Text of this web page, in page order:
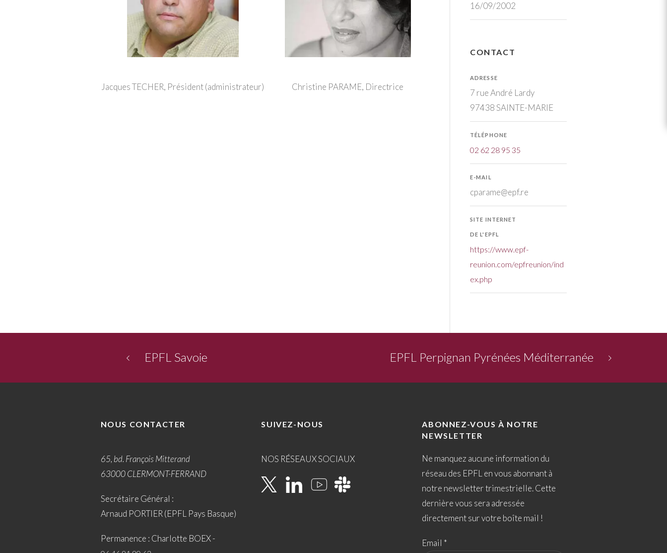
Jacques TECHER, Président (administrateur) Christine PARAME, Directrice
16/09/2002
CONTACT
ADRESSE
7 rue André Lardy
97438 SAINTE-MARIE
TÉLÉPHONE
02 62 28 95 35
E-MAIL
cparame@epf.re
SITE INTERNET
DE L'EPFL
https://www.epf-
reunion.com/epfreunion/ind
ex.php
EPFL Savoie EPFL Perpignan Pyrénées Méditerranée
NOUS CONTACTER
65, bd. François Mitterand
63000 CLERMONT-FERRAND
Secrétaire Général :
Arnaud PORTIER (EPFL Pays Basque)
Permanence : Charlotte BOEX -
SUIVEZ-NOUS
NOS RÉSEAUX SOCIAUX
ABONNEZ-VOUS À NOTRE
NEWSLETTER
Ne manquez aucune information du
réseau des EPFL en vous abonnant à
notre newsletter trimestrielle. Cette
dernière vous sera adressée
directement sur votre boîte mail !
Email *